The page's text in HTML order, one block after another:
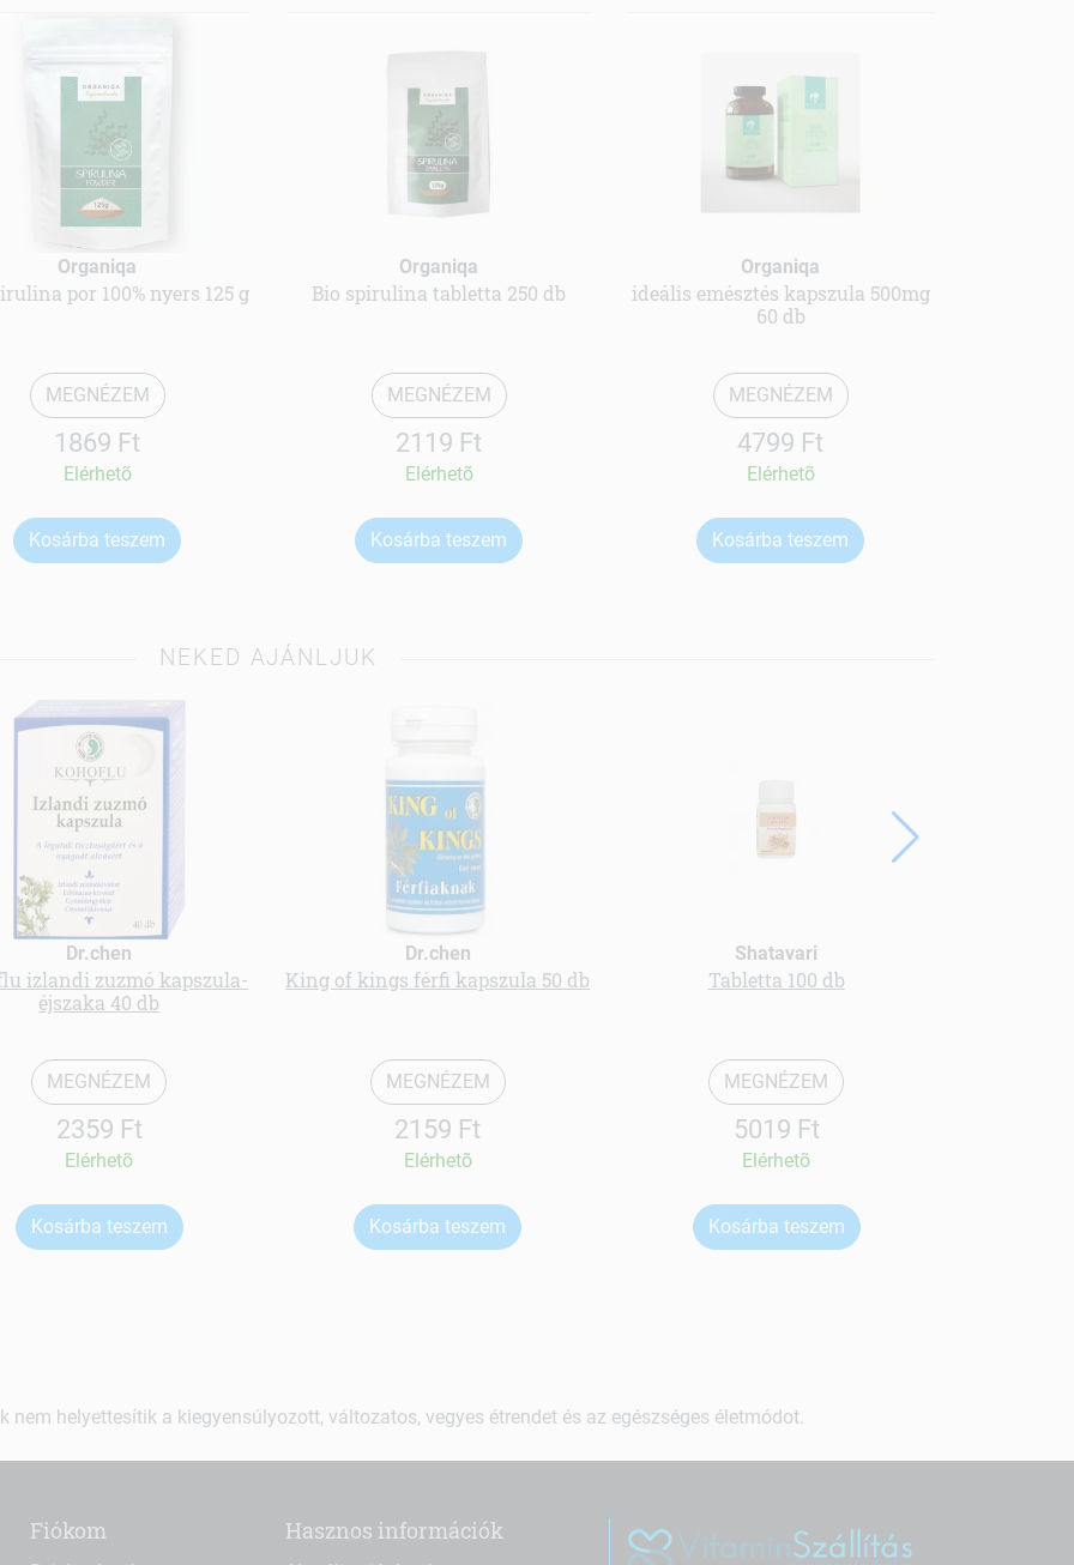
Organiqa
por 100% nyers 125 g
MEGNÉZEM
1869 Ft
Elérhetõ
Kosárba teszem
Organiqa
Bio spirulina tabletta 250 db
MEGNÉZEM
2119 Ft
Elérhetõ
Kosárba teszem
Organiqa
ideális emésztés kapszula 500mg
60 db
MEGNÉZEM
4799 Ft
Elérhetõ
Kosárba teszem
NEKED AJÁNLJUK
Dr.chen
izlandi zuzmó kapszula-
éjszaka 40 db
MEGNÉZEM
2359 Ft
Elérhetõ
Kosárba teszem
Dr.chen
King of kings férfi kapszula 50 db
MEGNÉZEM
2159 Ft
Elérhetõ
Kosárba teszem
Shatavari
Tabletta 100 db
MEGNÉZEM
5019 Ft
Elérhetõ
Kosárba teszem
nem helyettesítik a kiegyensúlyozott, változatos, vegyes étrendet és az egészséges életmódot.
Fiókom Hasznos információk